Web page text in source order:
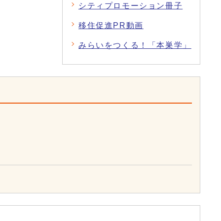
シティプロモーション冊子
移住促進PR動画
みらいをつくる！「本巣学」